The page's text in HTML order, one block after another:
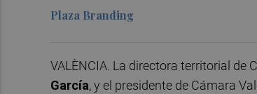
Plaza Branding
VALÈNCIA. La directora territorial de
García, y el presidente de Cámara